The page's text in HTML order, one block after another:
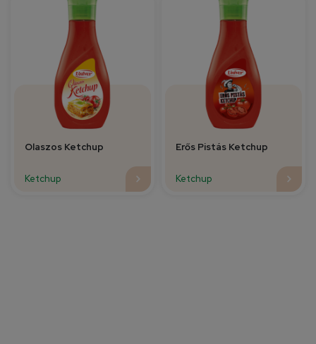
Olaszos Ketchup
Ketchup
Erős Pistás Ketchup
Ketchup